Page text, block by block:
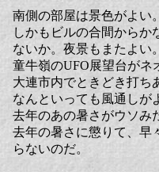
南側の部屋は景色がよい。
しかもビルの合間からか
ないか。夜景もまたよい。
童牛嶺のUFO展望台がネ
大連市内でときどき打ち
なんといっても風通しが
去年のあの暑さがウソみ
去年の暑さに懲りて、早
らないのだ。